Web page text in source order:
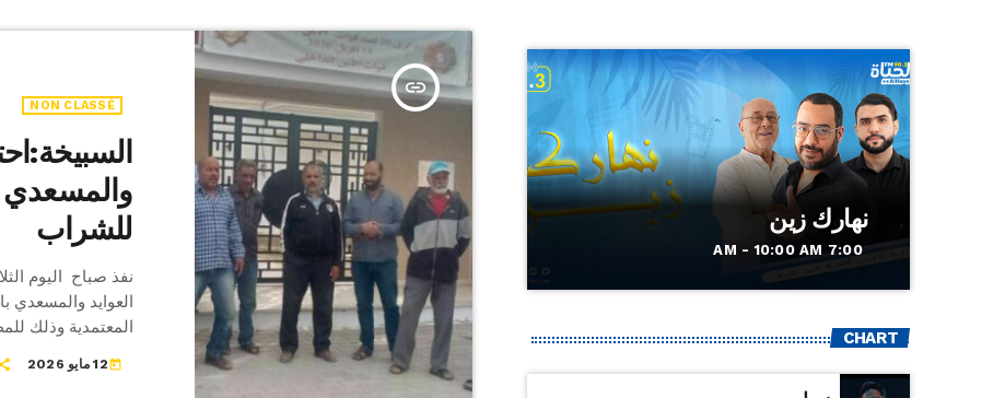
insert_link
NON CLASSÉ
والمسعدي
للشراب
العوايد والمسعدي
المعتمدية وذلك
عليه بالمجلس
today12 مايو 2026
نهارك زين
7:00 AM - 10:00 AM
CHART